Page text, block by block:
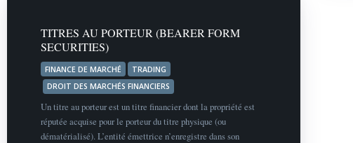
TITRES AU PORTEUR (BEARER FORM
SECURITIES)
FINANCE DE MARCHÉ
TRADING
DROIT DES MARCHÉS FINANCIERS
Un titre au porteur est un titre financier dont la propriété est
réputée acquise pour le porteur du titre physique (ou
dématérialisé). L’entité émettrice n’enregistre dans son